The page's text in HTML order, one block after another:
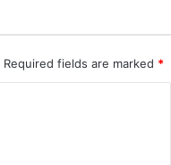
Required fields are marked *